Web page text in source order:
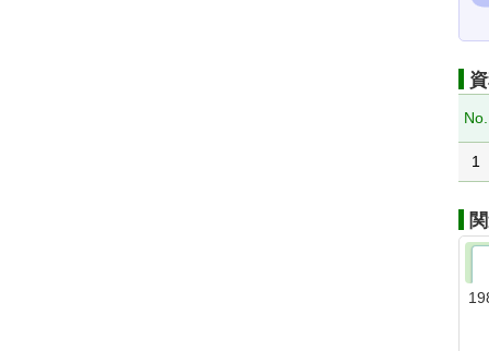
No.
1